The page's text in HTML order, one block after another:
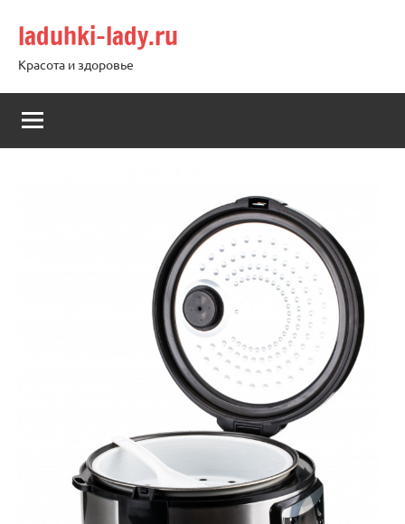
содержимому
laduhki-lady.ru
Красота и здоровье